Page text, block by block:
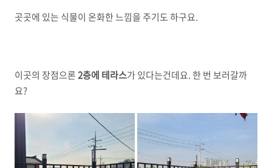
곳곳에 있는 식물이 온화한 느낌을 주기도 하구요.
이곳의 장점으론2층에 테라스가 있다는건데요. 한 번 보러갈까
요?